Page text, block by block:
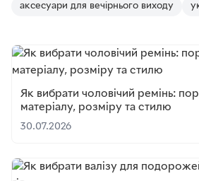
аксесуари для вечірнього виходу
Як вибрати чоловічий ремінь:
матеріалу, розміру та стилю
30.07.2026